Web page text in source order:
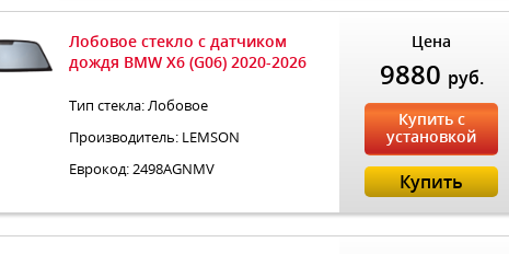
Лобовое стекло с датчиком
дождя BMW X6 (G06) 2020-2026
Тип стекла: Лобовое
Производитель: LEMSON
Еврокод: 2498AGNMV
Цена
9880 руб.
Купить с
установкой
Купить